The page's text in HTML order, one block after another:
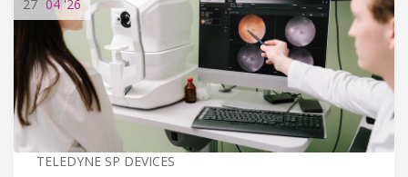
27 04'26
TELEDYNE SP DEVICES